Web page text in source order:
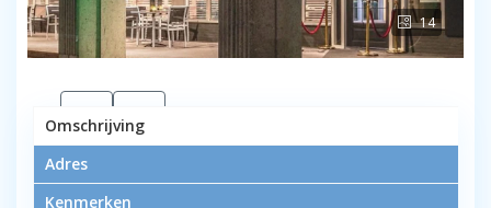
14
Ter overname: restaurant in het
Omschrijving
Adres
Kenmerken